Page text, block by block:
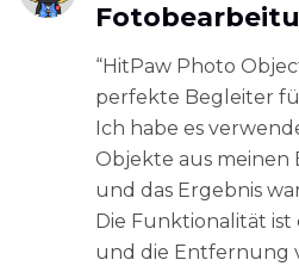
“HitPaw Photo
perfekte Begleiter
Ich habe es
Objekte aus
und das Ergebnis
Die Funktionalität
und die Entfernung